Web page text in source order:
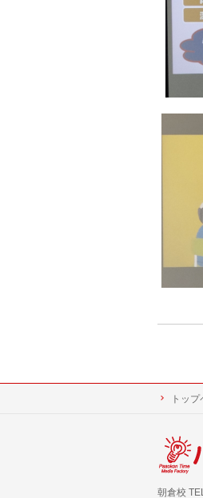
トッ
朝倉校